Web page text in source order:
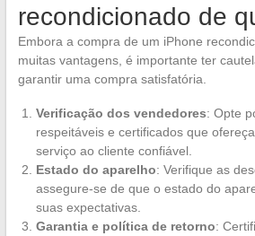
recondicionado de
Embora a compra de um iPhone
muitas vantagens, é importante ter
garantir uma compra satisfatória.
Verificação dos vendedores: Opte
respeitáveis e certificados que
serviço ao cliente confiável.
Estado do aparelho: Verifique as
assegure-se de que o estado do
suas expectativas.
Garantia e política de retorno: